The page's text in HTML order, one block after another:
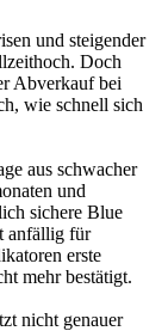
und steigender
Doch
Abverkauf bei
wie schnell sich
aus schwacher
und
sichere Blue
anfällig für
erste
mehr bestätigt.
nicht genauer